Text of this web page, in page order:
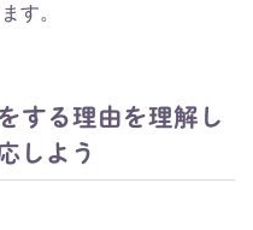
す。
する理由を理解し
しよう